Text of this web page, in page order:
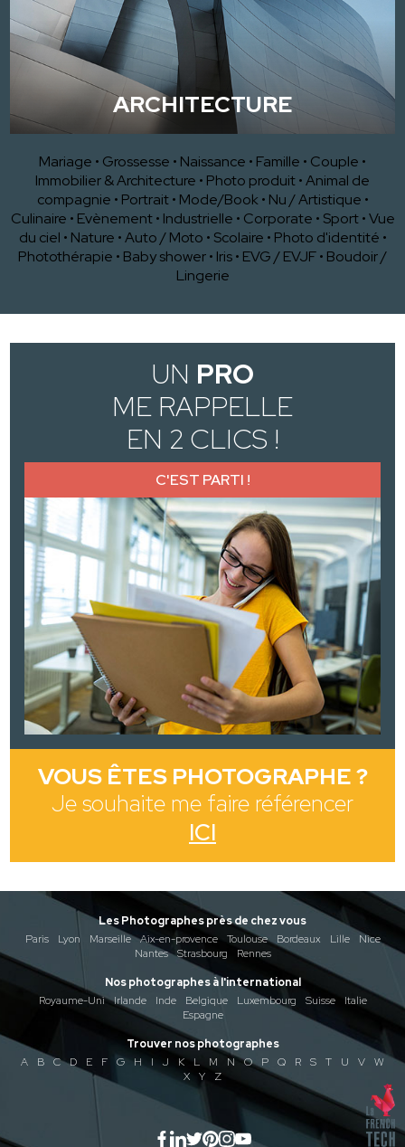
ARCHITECTURE
Mariage • Grossesse • Naissance • Famille • Couple •
Immobilier & Architecture • Photo produit•Animal de
compagnie • Portrait • Mode/Book • Nu / Artistique •
Culinaire • Evènement • Industrielle • Corporate • Sport •Vue
du ciel • Nature •Auto / Moto • Scolaire • Photo d'identité •
Photothérapie • Baby shower• Iris• EVG / EVJF• Boudoir /
Lingerie
UN PRO
ME RAPPELLE
EN 2 CLICS !
C'EST PARTI !
VOUS ÊTES PHOTOGRAPHE ?
Je souhaite me faire référencer
ICI
Les Photographes près de chez vous
Paris
Lyon Marseille Aix-en-provence Toulouse Bordeaux Lille
Nice
Nantes
Strasbourg
Rennes
Nos photographes à l'international
Royaume-Uni
Irlande Inde Belgique Luxembourg Suisse
Italie
Espagne
Trouver nos photographes
A
B C D E F G H I J K L M N O P Q R S T U V
W
X
Y Z